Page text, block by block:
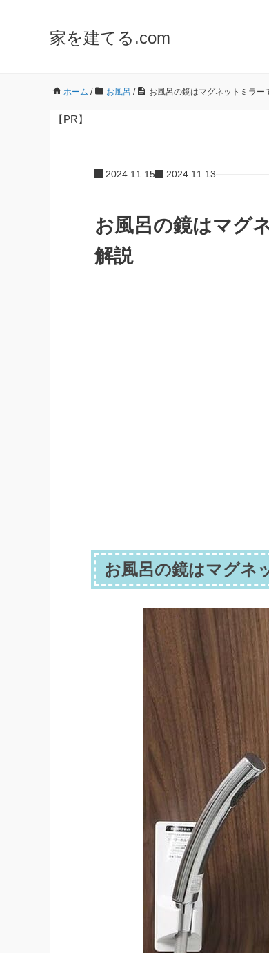
家を建てる.com
ホーム / お風呂 / お風呂の鏡はマグネットミラ
【PR】
2024.11.15 2024.11.13
お風呂の鏡はマグ
解説
お風呂の鏡はマグネ